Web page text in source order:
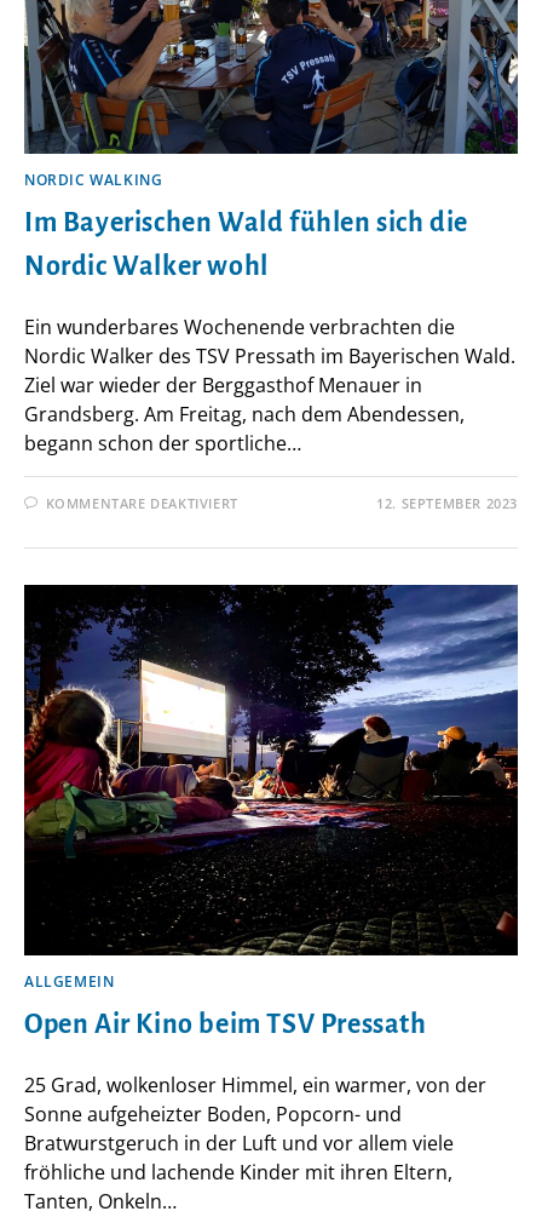
NORDIC WALKING
Im Bayerischen Wald fühlen sich die
Nordic Walker wohl
Ein wunderbares Wochenende verbrachten die
Nordic Walker des TSV Pressath im Bayerischen Wald.
Ziel war wieder der Berggasthof Menauer in
Grandsberg. Am Freitag, nach dem Abendessen,
begann schon der sportliche…
KOMMENTARE DEAKTIVIERTFÜR
WALD
SICH
DIE
NORDIC
WALKER
WOHL
12. SEPTEMBER 2023
ALLGEMEIN
Open Air Kino beim TSV Pressath
25 Grad, wolkenloser Himmel, ein warmer, von der
Sonne aufgeheizter Boden, Popcorn- und
Bratwurstgeruch in der Luft und vor allem viele
fröhliche und lachende Kinder mit ihren Eltern,
Tanten, Onkeln…